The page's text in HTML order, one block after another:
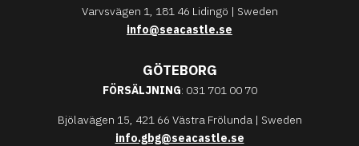
Varvsvägen 1, 181 46 Lidingö | Sweden
info@seacastle.se
GÖTEBORG
FÖRSÄLJNING: 031 701 00 70
Bjölavägen 15, 421 66 Västra Frölunda | Sweden
info.gbg@seacastle.se